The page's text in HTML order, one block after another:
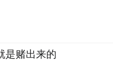
是赌出来的